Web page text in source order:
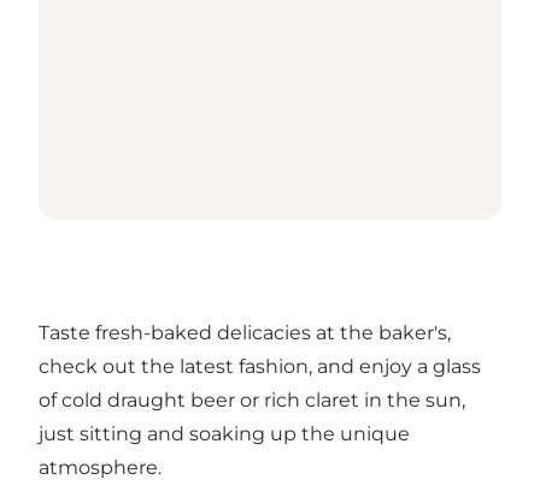
Taste fresh-baked delicacies at the baker's,
check out the latest fashion, and enjoy a glass
of cold draught beer or rich claret in the sun,
just sitting and soaking up the unique
atmosphere.